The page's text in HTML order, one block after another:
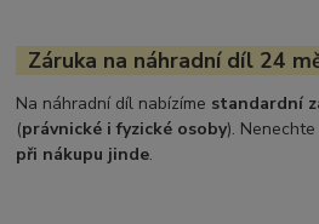
Záruka na náhradní díl 24
Na náhradní díl nabízíme standardní
(právnické i fyzické osoby).
při nákupu jinde.